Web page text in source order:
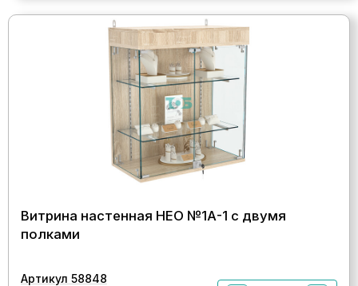
Витрина настенная НЕО №1А-1 с двумя
полками
Артикул 58848